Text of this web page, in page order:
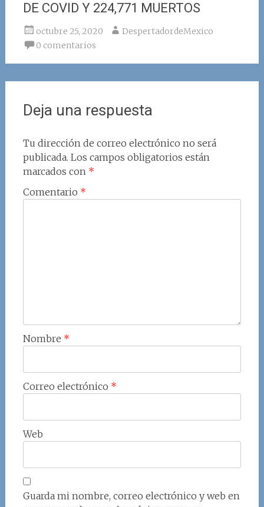
DE COVID Y 224,771 MUERTOS
octubre 25, 2020
DespertadordeMexico
0 comentarios
Deja una respuesta
Tu dirección de correo electrónico no será
publicada. Los campos obligatorios están
marcados con *
Comentario *
Nombre *
Correo electrónico *
Web
Guarda mi nombre, correo electrónico y web en